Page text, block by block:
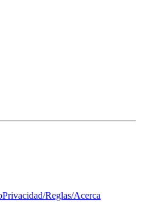
Privacidad/Reglas/Acerca